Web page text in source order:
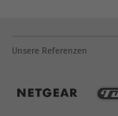
Unsere Referenzen